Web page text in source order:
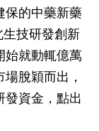
保的中藥新藥
技研發創新
始就動輒億萬
脫穎而出，
發資金，點出